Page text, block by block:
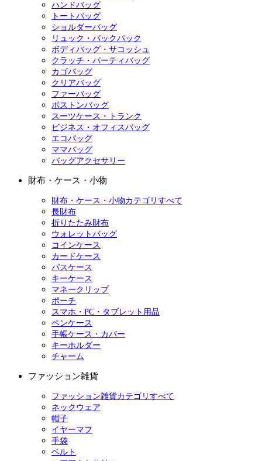
ハンドバッグ
トートバッグ
ショルダーバッグ
リュック・バックパック
ボディバッグ・サコッシュ
クラッチ・パーティバッグ
カゴバッグ
クリアバッグ
ファーバッグ
ボストンバッグ
スーツケース・トランク
ビジネス・オフィスバッグ
エコバッグ
ママバッグ
バッグアクセサリー
財布・ケース・小物
財布・ケース・小物カテゴリすべて
長財布
折りたたみ財布
ウォレットバッグ
コインケース
カードケース
パスケース
キーケース
マネークリップ
ポーチ
スマホ・PC・タブレット用品
ペンケース
手帳ケース・カバー
キーホルダー
チャーム
ファッション雑貨
ファッション雑貨カテゴリすべて
ネックウェア
帽子
イヤーマフ
手袋
ベルト